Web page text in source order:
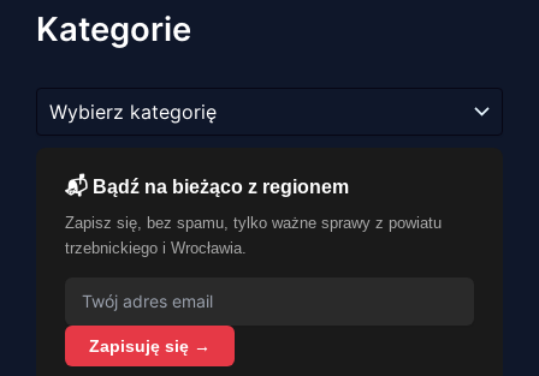
Kategorie
📬 Bądź na bieżąco z regionem
Zapisz się, bez spamu, tylko ważne sprawy z powiatu
trzebnickiego i Wrocławia.
Zapisuję się →